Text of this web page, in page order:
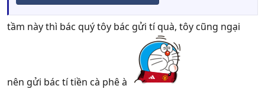
tầm này thì bác quý tôy bác gửi tí quà, tôy cũng ngại
nên gửi bác tí tiền cà phê à